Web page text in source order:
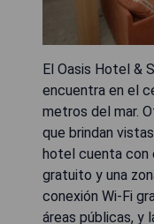
El Oasis Hotel &
encuentra en el
metros del mar.
que brindan
hotel cuenta con
gratuito y una
conexión Wi-Fi
áreas públicas, y